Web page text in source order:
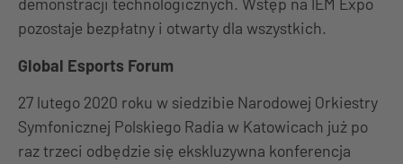
pozostaje bezpłatny i otwarty dla wszystkich.
Global Esports Forum
27 lutego 2020 roku w siedzibie Narodowej Orkiestry
Symfonicznej Polskiego Radia w Katowicach już po
raz trzeci odbędzie się ekskluzywna konferencja